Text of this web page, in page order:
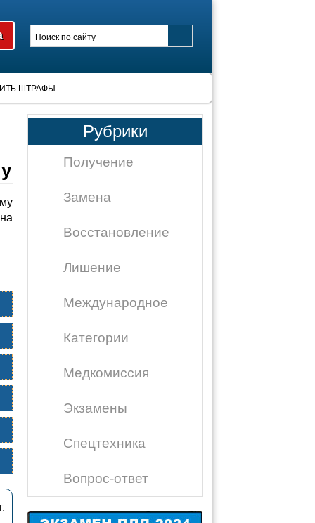
ШТРАФЫ
Рубрики
Получение
Замена
Восстановление
Лишение
Международное
Категории
Медкомиссия
Экзамены
Спецтехника
Вопрос-ответ